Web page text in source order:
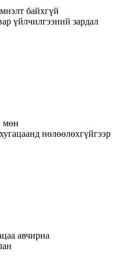
байхгүй
үйлчилгээний зардал
мөн
авчирна